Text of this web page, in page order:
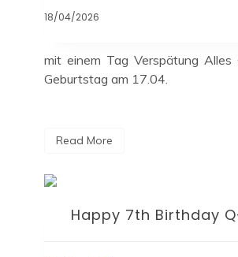
18/04/2026
mit einem Tag Verspätung Alles
Geburtstag am 17.04.
Read More
Happy 7th Birthday